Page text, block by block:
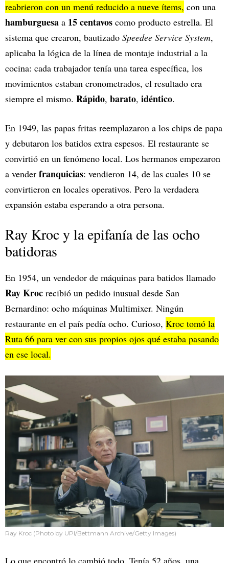
reabrieron con un menú reducido a nueve ítems, con una
hamburguesa a 15 centavos como producto estrella. El
sistema que crearon, bautizado Speedee Service System,
aplicaba la lógica de la línea de montaje industrial a la
cocina: cada trabajador tenía una tarea específica, los
movimientos estaban cronometrados, el resultado era
siempre el mismo. Rápido, barato, idéntico.
En 1949, las papas fritas reemplazaron a los chips de papa
y debutaron los batidos extra espesos. El restaurante se
convirtió en un fenómeno local. Los hermanos empezaron
a vender franquicias: vendieron 14, de las cuales 10 se
convirtieron en locales operativos. Pero la verdadera
expansión estaba esperando a otra persona.
Ray Kroc y la epifanía de las ocho
batidoras
En 1954, un vendedor de máquinas para batidos llamado
Ray Kroc recibió un pedido inusual desde San
Bernardino: ocho máquinas Multimixer. Ningún
restaurante en el país pedía ocho. Curioso, Kroc tomó la
Ruta 66 para ver con sus propios ojos qué estaba pasando
en ese local.
Ray Kroc (Photo by UPI/Bettmann Archive/Getty Images)
Lo que encontró lo cambió todo. Tenía 52 años, una